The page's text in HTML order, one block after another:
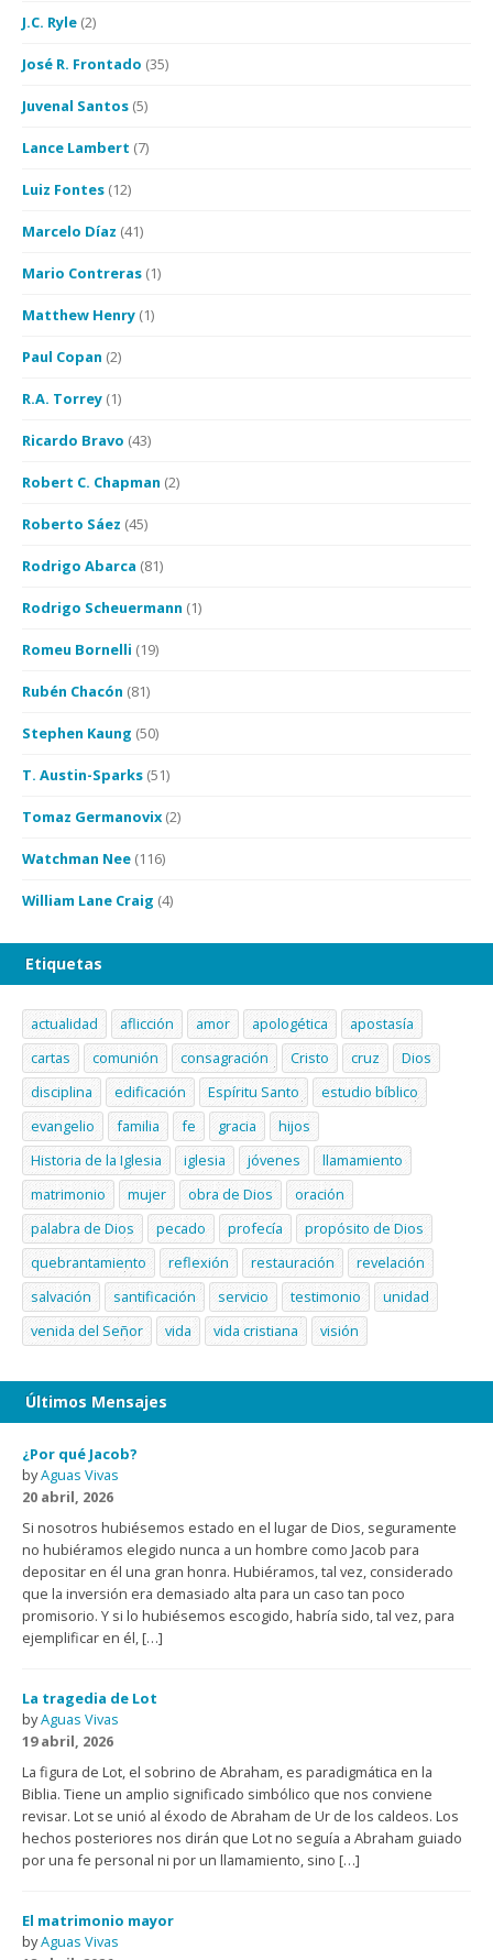
J.C. Ryle (2)
José R. Frontado (35)
Juvenal Santos (5)
Lance Lambert (7)
Luiz Fontes (12)
Marcelo Díaz (41)
Mario Contreras (1)
Matthew Henry (1)
Paul Copan (2)
R.A. Torrey (1)
Ricardo Bravo (43)
Robert C. Chapman (2)
Roberto Sáez (45)
Rodrigo Abarca (81)
Rodrigo Scheuermann (1)
Romeu Bornelli (19)
Rubén Chacón (81)
Stephen Kaung (50)
T. Austin-Sparks (51)
Tomaz Germanovix (2)
Watchman Nee (116)
William Lane Craig (4)
Etiquetas
actualidad aflicción amor apologética
apostasía
cartas
comunión consagración Cristo cruz
Dios
disciplina
edificación Espíritu Santo
estudio bíblico
evangelio
familia fe gracia
hijos
Historia de la Iglesia
iglesia jóvenes
llamamiento
matrimonio
mujer obra de Dios
oración
palabra de Dios
pecado profecía
propósito de Dios
quebrantamiento
reflexión restauración
revelación
salvación
santificación servicio testimonio
unidad
venida del Señor
vida vida cristiana visión
Últimos Mensajes
¿Por qué Jacob?
byAguas Vivas
20 abril, 2026
Si nosotros hubiésemos estado en el lugar de Dios, seguramente
no hubiéramos elegido nunca a un hombre como Jacob para
depositar en él una gran honra. Hubiéramos, tal vez, considerado
que la inversión era demasiado alta para un caso tan poco
promisorio. Y si lo hubiésemos escogido, habría sido, tal vez, para
ejemplificar en él, […]
La tragedia de Lot
byAguas Vivas
19 abril, 2026
La figura de Lot, el sobrino de Abraham, es paradigmática en la
Biblia. Tiene un amplio significado simbólico que nos conviene
revisar. Lot se unió al éxodo de Abraham de Ur de los caldeos. Los
hechos posteriores nos dirán que Lot no seguía a Abraham guiado
por una fe personal ni por un llamamiento, sino […]
El matrimonio mayor
byAguas Vivas